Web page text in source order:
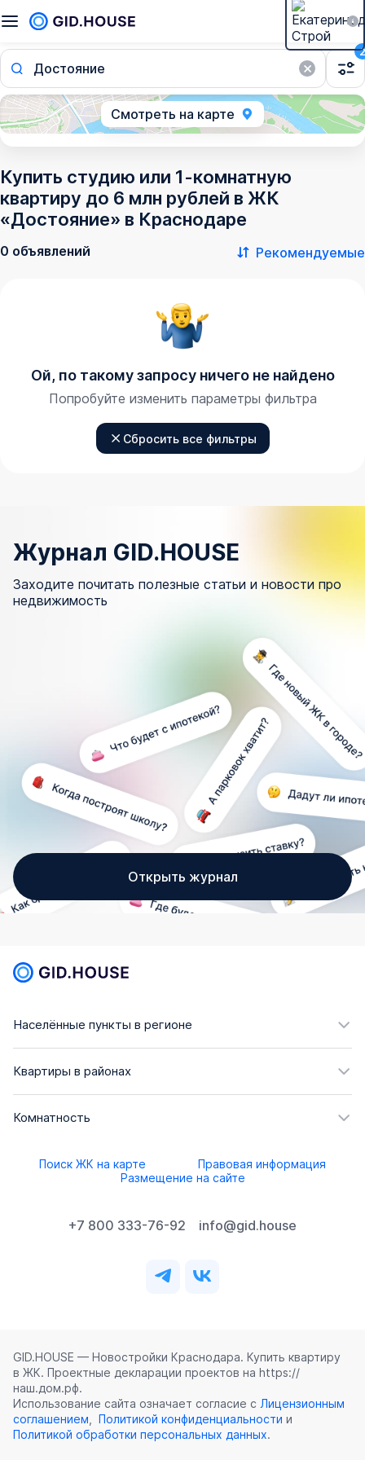
Достояние
2
Смотреть на карте
Купить студию или 1-комнатную
квартиру до 6 млн рублей в ЖК
«Достояние» в Краснодаре
0 объявлений Рекомендуемые
Ой, по такому запросу ничего не найдено
Попробуйте изменить параметры фильтра
Сбросить все фильтры
Журнал GID.HOUSE
Заходите почитать полезные статьи и новости про
недвижимость
Открыть журнал
Населённые пункты в регионе
Квартиры в районах
Комнатность
Поиск ЖК на карте
Правовая информация
Размещение на сайте
+7 800 333-76-92 info@gid.house
GID.HOUSE — Новостройки Краснодара. Купить квартиру
в ЖК. Проектные декларации проектов на https://
наш.дом.рф.
Использование сайта означает согласие с Лицензионным
соглашением
Политикой конфиденциальности и
Политикой обработки персональных данных.